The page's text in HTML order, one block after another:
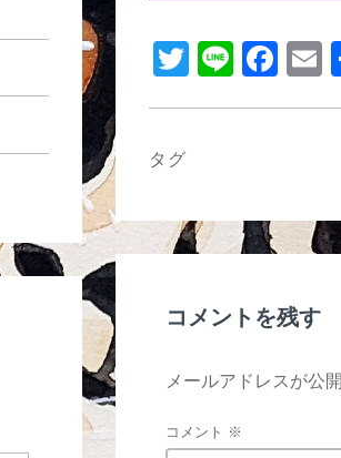
T
Li
F
o
k
タグ
コメントを残す
メールアドレスが公
コメント ※